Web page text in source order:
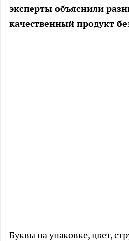
эксперты объяснили
качественный продукт
Буквы на упаковке, цвет,